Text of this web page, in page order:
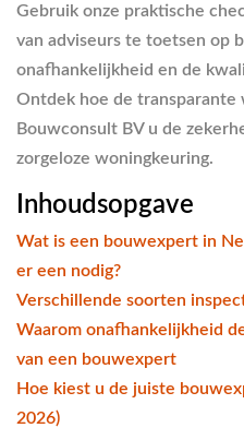
Gebruik onze praktische
van adviseurs te toetsen op
onafhankelijkheid en de
Ontdek hoe de transparante
Bouwconsult BV u de
zorgeloze woningkeuring.
Inhoudsopgave
Wat is een bouwexpert in
er een nodig?
Verschillende soorten
Waarom onafhankelijkheid
van een bouwexpert
Hoe kiest u de juiste
2026)